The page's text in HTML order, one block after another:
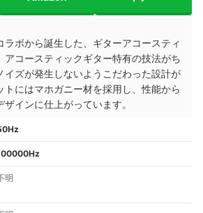
ラボから誕生した、ギターアコースティ
アコースティックギター特有の技法がち
イズが発生しないようこだわった設計が
トにはマホガニー材を採用し、性能から
インに仕上がっています。
明